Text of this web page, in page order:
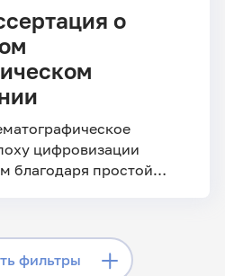
о
цифровизации
благодаря простой
фильтры
фильтры